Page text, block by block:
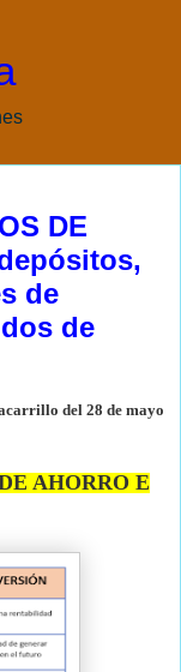
DE
de
de
del 28 de mayo
AHORRO E